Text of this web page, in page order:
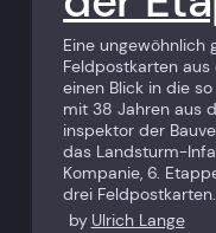
Eine ungewöhnlich
Feldpostkarten
einen Blick in die
mit 38 Jahren aus
inspektor der
das Landsturm-
Kompanie, 6.
drei
by Ulrich Lange